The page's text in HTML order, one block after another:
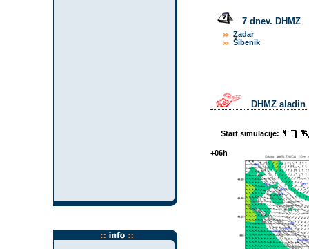
7 dnev. DHMZ
Zadar
Šibenik
DHMZ aladin
Start simulacije:
+06h